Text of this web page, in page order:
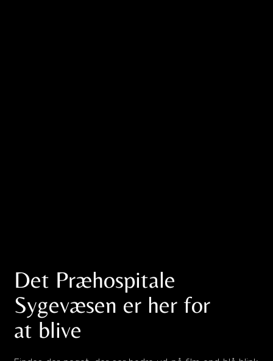
Det Præhospitale
Sygevæsen er her for
at blive